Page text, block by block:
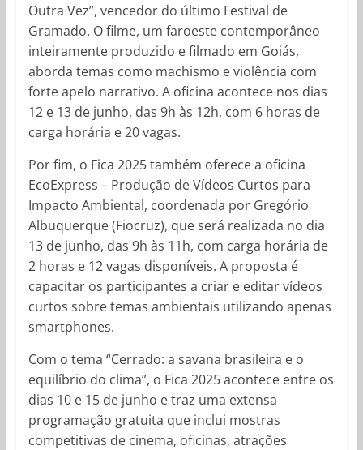
Outra Vez”, vencedor do último Festival de
Gramado. O filme, um faroeste contemporâneo
inteiramente produzido e filmado em Goiás,
aborda temas como machismo e violência com
forte apelo narrativo. A oficina acontece nos dias
12 e 13 de junho, das 9h às 12h, com 6 horas de
carga horária e 20 vagas.
Por fim, o Fica 2025 também oferece a oficina
EcoExpress – Produção de Vídeos Curtos para
Impacto Ambiental, coordenada por Gregório
Albuquerque (Fiocruz), que será realizada no dia
13 de junho, das 9h às 11h, com carga horária de
2 horas e 12 vagas disponíveis. A proposta é
capacitar os participantes a criar e editar vídeos
curtos sobre temas ambientais utilizando apenas
smartphones.
Com o tema “Cerrado: a savana brasileira e o
equilíbrio do clima”, o Fica 2025 acontece entre os
dias 10 e 15 de junho e traz uma extensa
programação gratuita que inclui mostras
competitivas de cinema, oficinas, atrações